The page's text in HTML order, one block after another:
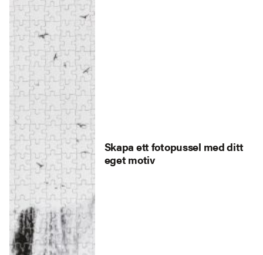
Skapa ett fotopussel med ditt
eget motiv